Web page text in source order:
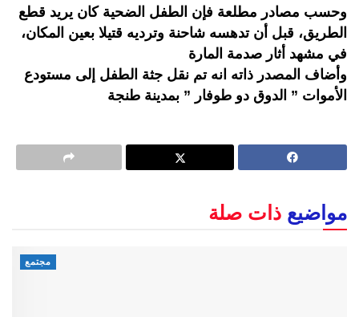
وحسب مصادر مطلعة فإن الطفل الضحية كان يريد قطع
الطريق، قبل أن تدهسه شاحنة وترديه قتيلا بعين المكان،
في مشهد أثار صدمة المارة
وأضاف المصدر ذاته انه تم نقل جثة الطفل إلى مستودع
الأموات ” الدوق دو طوفار ” بمدينة طنجة
مواضيع ذات صلة
مجتمع